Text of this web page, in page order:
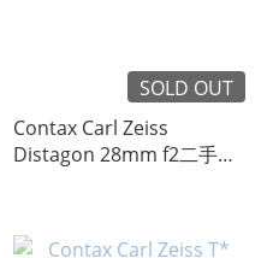
SOLD OUT
Contax Carl Zeiss
Distagon 28mm f2二手